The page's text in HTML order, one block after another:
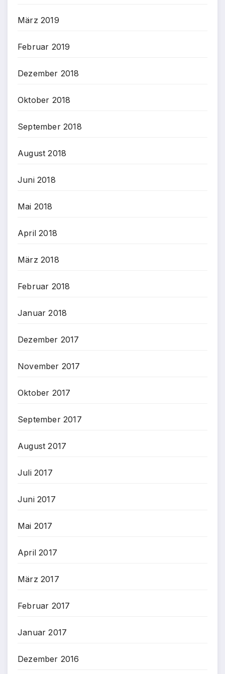
März 2019
Februar 2019
Dezember 2018
Oktober 2018
September 2018
August 2018
Juni 2018
Mai 2018
April 2018
März 2018
Februar 2018
Januar 2018
Dezember 2017
November 2017
Oktober 2017
September 2017
August 2017
Juli 2017
Juni 2017
Mai 2017
April 2017
März 2017
Februar 2017
Januar 2017
Dezember 2016